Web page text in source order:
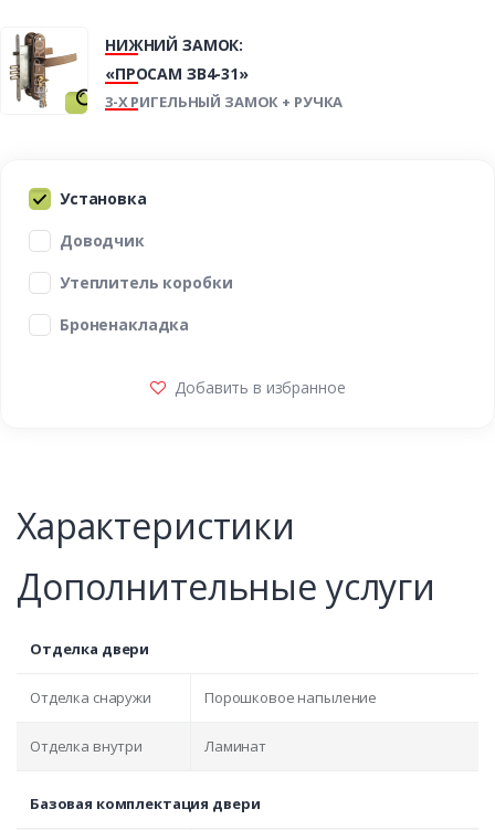
НИЖНИЙ ЗАМОК:
«ПРОСАМ ЗВ4-31»
3-Х РИГЕЛЬНЫЙ ЗАМОК + РУЧКА
Установка
Доводчик
Утеплитель коробки
Броненакладка
Добавить в избранное
Характеристики
Дополнительные услуги
Отделка двери
Отделка снаружи Порошковое напыление
Отделка внутри Ламинат
Базовая комплектация двери